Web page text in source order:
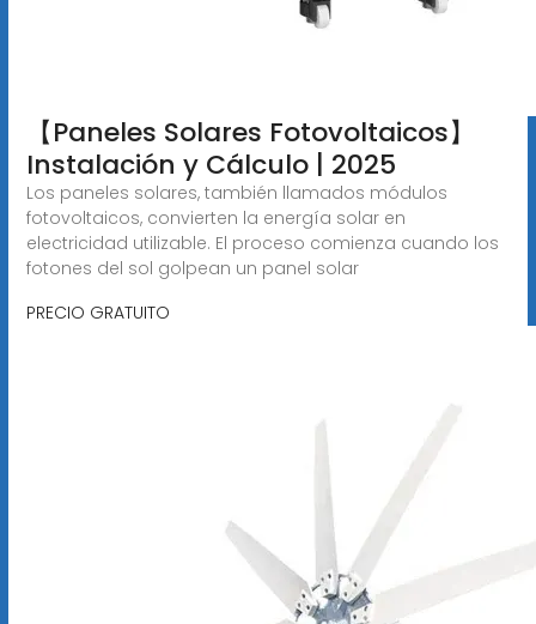
【Paneles Solares Fotovoltaicos】
Instalación y Cálculo | 2025
Los paneles solares, también llamados módulos
fotovoltaicos, convierten la energía solar en
electricidad utilizable. El proceso comienza cuando los
fotones del sol golpean un panel solar
PRECIO GRATUITO